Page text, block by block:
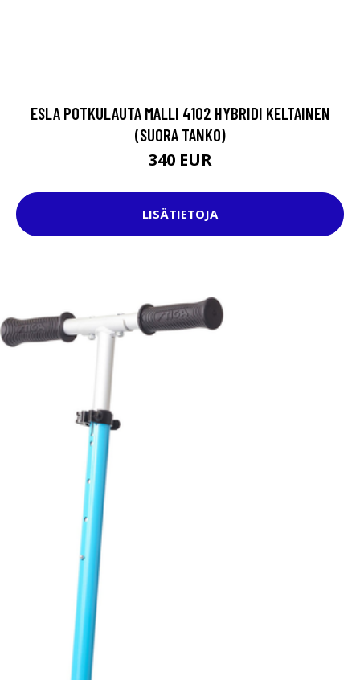
ESLA POTKULAUTA MALLI 4102 HYBRIDI KELTAINEN
(SUORA TANKO)
340 EUR
LISÄTIETOJA